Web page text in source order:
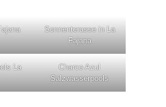
Sonnenterasse in La
Fajana
La
Charco Azul
Salzwasserpools